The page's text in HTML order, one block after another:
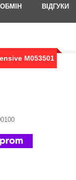
ВІДГУКИ
M053501